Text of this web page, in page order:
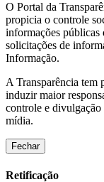
O Portal da
propicia o controle
informações públicas
solicitações de
Informação.
A Transparência tem
induzir maior
controle e divulgação
mídia.
Fechar
Retificação